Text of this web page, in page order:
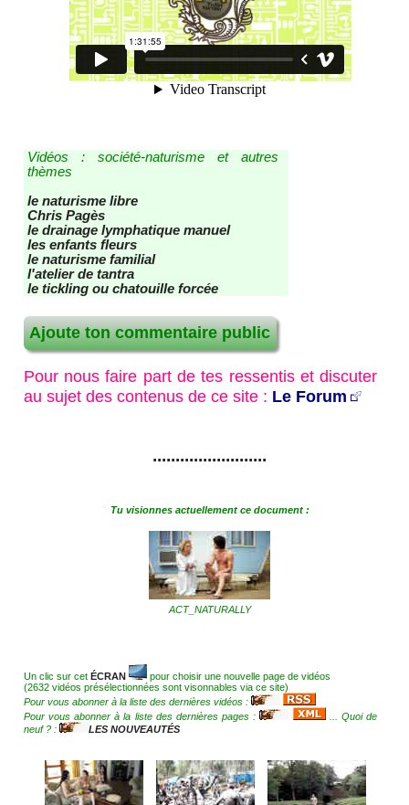
Recherche / Plan du site
Vidéos : société-naturisme et autres
thèmes
le naturisme libre
Chris Pagès
le drainage lymphatique manuel
les enfants fleurs
le naturisme familial
l'atelier de tantra
le tickling ou chatouille forcée
Ajoute ton commentaire public
Pour nous faire part de tes ressentis et discuter
au sujet des contenus de ce site : Le Forum
.........................
Tu visionnes actuellement ce document :
ACT_NATURALLY
Un clic sur cet ÉCRAN
pour choisir une nouvelle page de vidéos
(2632 vidéos présélectionnées sont visonnables via ce site)
Pour vous abonner à la liste des dernières vidéos :
Pour vous abonner à la liste des dernières pages :
... Quoi de
neuf ? :
LES NOUVEAUTÉS